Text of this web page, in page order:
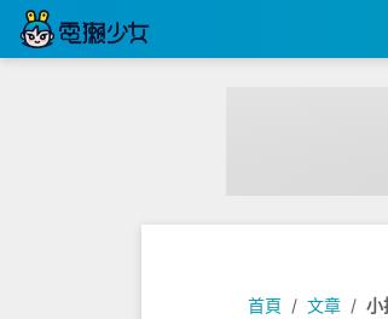
首頁 文章 小